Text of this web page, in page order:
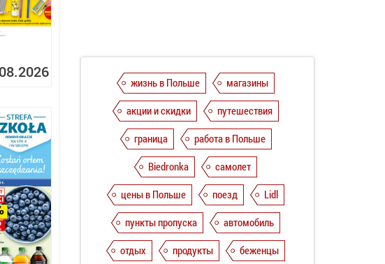
жизнь в Польше
магазины
акции и скидки
путешествия
граница
работа в Польше
Biedronka
самолет
цены в Польше
поезд
Lidl
пункты пропуска
автомобиль
отдых
продукты
беженцы